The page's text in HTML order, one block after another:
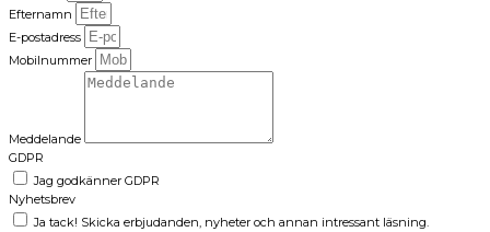
Efternamn
E-postadress
Mobilnummer
Meddelande
GDPR
Jag godkänner GDPR
Nyhetsbrev
Ja tack! Skicka erbjudanden, nyheter och annan intressant läsning.